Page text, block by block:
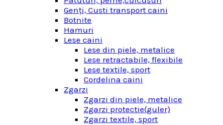
Genţi, Custi transport caini
Botnite
Hamuri
Lese caini
Lese din piele, metalice
Lese retractabile, flexibile
Lese textile, sport
Cordelina caini
Zgarzi
Zgarzi din piele, metalice
Zgarzi protectie(guler)
Zgarzi textile, sport